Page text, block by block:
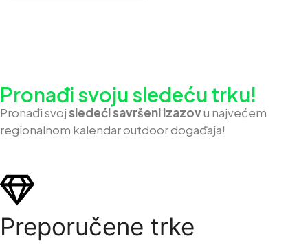
Pronađi svoju sledeću trku!
Pronađi svojsledeći savršeni izazovu najvećem
regionalnom kalendar outdoor događaja!
Preporučene trke